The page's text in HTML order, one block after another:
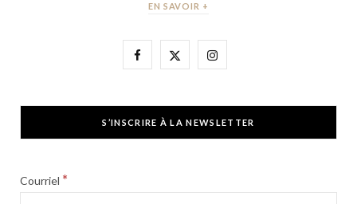
EN SAVOIR +
F
e
X
w
I
t
S’INSCRIRE À LA NEWSLETTER
Courriel *